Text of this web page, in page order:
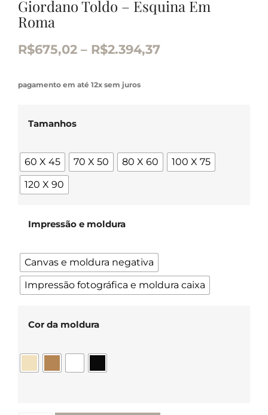
Giordano Toldo – Esquina Em
Roma
R$675,02 – R$2.394,37
pagamento em até 12x sem juros
Tamanhos
60 X 45 70 X 50 80 X 60
100 X 75
120 X 90
Impressão e moldura
Canvas e moldura negativa
Impressão fotográfica e moldura caixa
Cor da moldura